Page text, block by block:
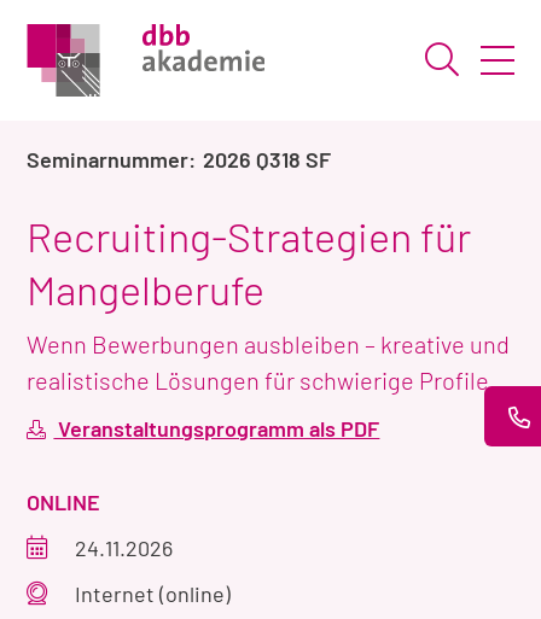
Suche
2026 Q318 SF
Recruiting-Strategien für
Mangelberufe
Wenn Bewerbungen ausbleiben – kreative und
realistische Lösungen für schwierige Profile
Veranstaltungsprogramm als PDF
VERANSTALTUNGSART
ONLINE
Veranstaltungszeitraum
24.11.2026
Veranstaltungsort
Internet (online)